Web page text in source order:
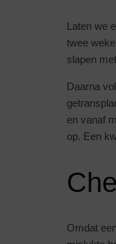
Laten we
twee
slapen
Daarna
en vanaf
op. Een
Omdat